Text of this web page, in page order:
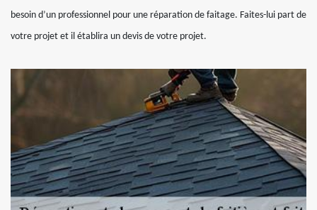
besoin d’un professionnel pour une réparation de faitage. Faites-lui part de
votre projet et il établira un devis de votre projet.